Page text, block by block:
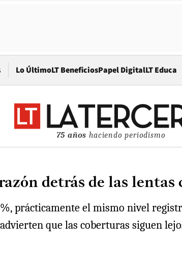
Lo ÚltimoLT BeneficiosPapel DigitalOpens in
LT Educa
75 años haciendo periodismo
detrás de las
prácticamente el mismo nivel
que las coberturas siguen